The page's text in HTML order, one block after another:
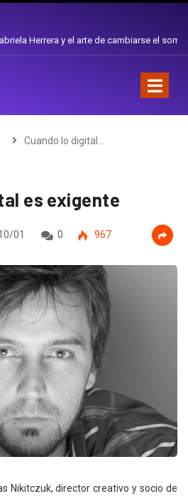
el sombrero en Corporación
Cuando lo digital…
es exigente
01 0 967
Nikitczuk, director creativo y socio de